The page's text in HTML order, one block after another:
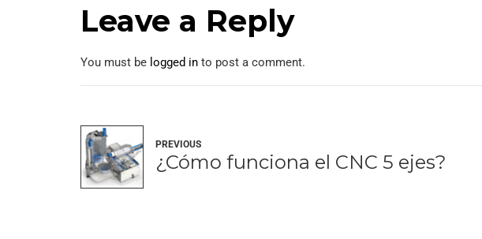
Leave a Reply
You must be logged in to post a comment.
PREVIOUS
¿Cómo funciona el CNC 5 ejes?